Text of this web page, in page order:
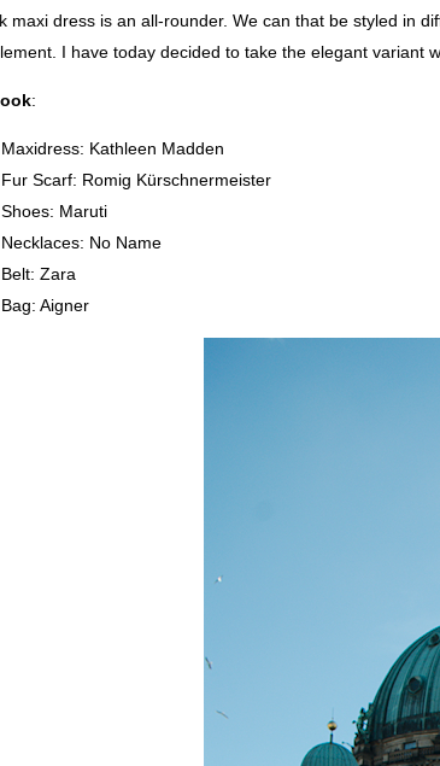
maxi dress is an all-rounder. We can that be styled in
I have today decided to take the elegant variant
:
Maxidress: Kathleen Madden
Fur Scarf: Romig Kürschnermeister
Shoes: Maruti
Necklaces: No Name
Belt: Zara
Bag: Aigner